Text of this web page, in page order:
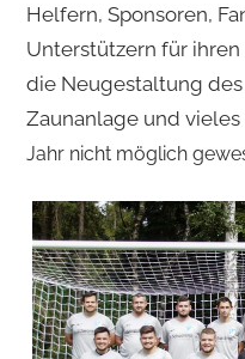
Helfern, Sponsoren,
Unterstützern für
die Neugestaltung des
Zaunanlage und
Jahr nicht möglich